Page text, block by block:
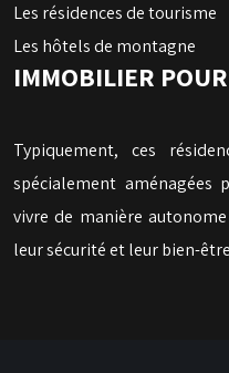
Les résidences de tourisme
Les hôtels de montagne
IMMOBILIER
Typiquement, ces
spécialement aménagées
vivre de manière
leur sécurité et leur bien-